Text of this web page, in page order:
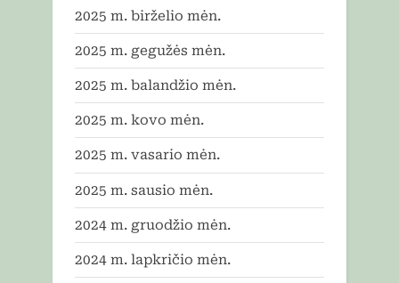
2025 m. birželio mėn.
2025 m. gegužės mėn.
2025 m. balandžio mėn.
2025 m. kovo mėn.
2025 m. vasario mėn.
2025 m. sausio mėn.
2024 m. gruodžio mėn.
2024 m. lapkričio mėn.